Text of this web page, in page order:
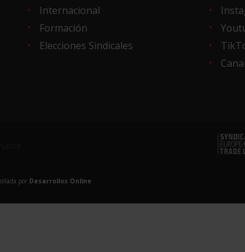
Internacional
Formación
Elecciones Sindicales
por Desarrollos Online